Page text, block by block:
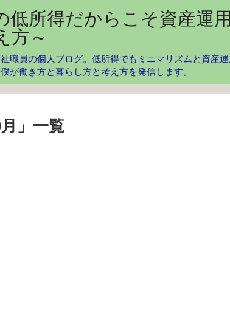
低所得だからこそ資産運
方～
職員の個人ブログ。低所得でもミニマリズムと資産
が働き方と暮らし方と考え方を発信します。
」 一覧